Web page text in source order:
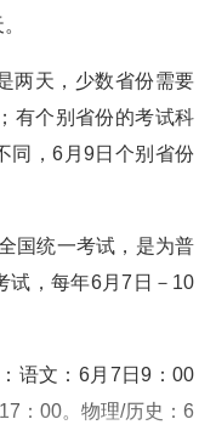
两天，少数省份需要
有个别省份的考试科
同，6月9日个别省份
国统一考试，是为普
试，每年6月7日－10
语文：6月7日9：00
：00。物理/历史：6